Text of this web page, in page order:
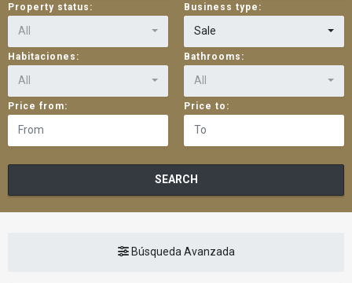
Property status:
All
Business type:
Sale
Habitaciones:
All
Bathrooms:
All
Price from: Price to:
SEARCH
Búsqueda Avanzada